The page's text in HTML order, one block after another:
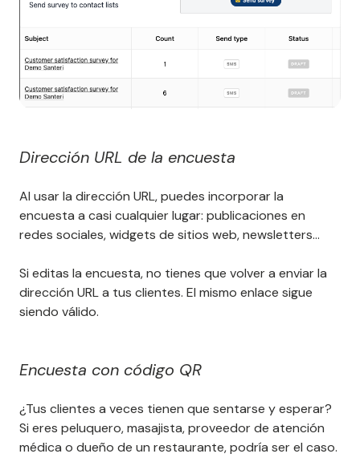
Dirección URL de la encuesta
Al usar la dirección URL, puedes incorporar la
encuesta a casi cualquier lugar: publicaciones en
redes sociales, widgets de sitios web, newsletters…
Si editas la encuesta, no tienes que volver a enviar la
dirección URL a tus clientes. El mismo enlace sigue
siendo válido.
Encuesta con código QR
¿Tus clientes a veces tienen que sentarse y esperar?
Si eres peluquero, masajista, proveedor de atención
médica o dueño de un restaurante, podría ser el caso.